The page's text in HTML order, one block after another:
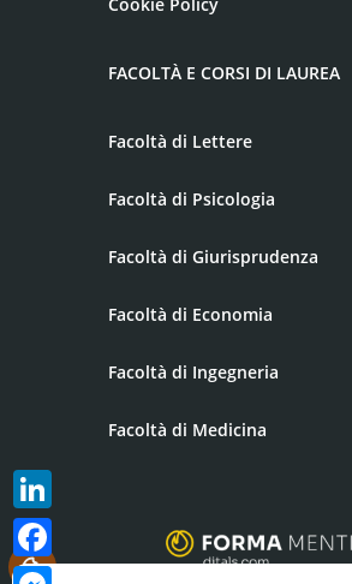
FACOLTÀ E CORSI DI LAUREA
Facoltà di Lettere
Facoltà di Psicologia
Facoltà di Giurisprudenza
Facoltà di Economia
Facoltà di Ingegneria
Facoltà di Medicina
LinkedIn
Facebook
.